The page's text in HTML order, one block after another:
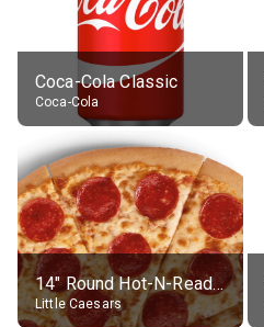
Coca-Cola Classic
Coca-Cola
14" Round Hot-N-Ready Pepperoni Pizza
Little Caesars